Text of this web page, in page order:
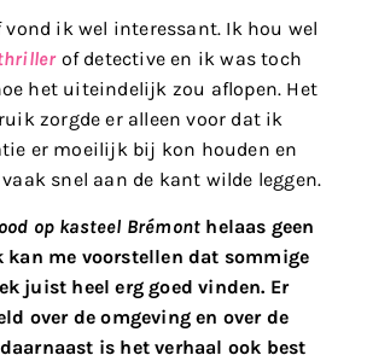
vond ik wel interessant. Ik hou wel
of detective en ik was toch
het uiteindelijk zou aflopen. Het
zorgde er alleen voor dat ik
er moeilijk bij kon houden en
snel aan de kant wilde leggen.
op kasteel Brémont helaas geen
kan me voorstellen dat sommige
juist heel erg goed vinden. Er
over de omgeving en over de
is het verhaal ook best